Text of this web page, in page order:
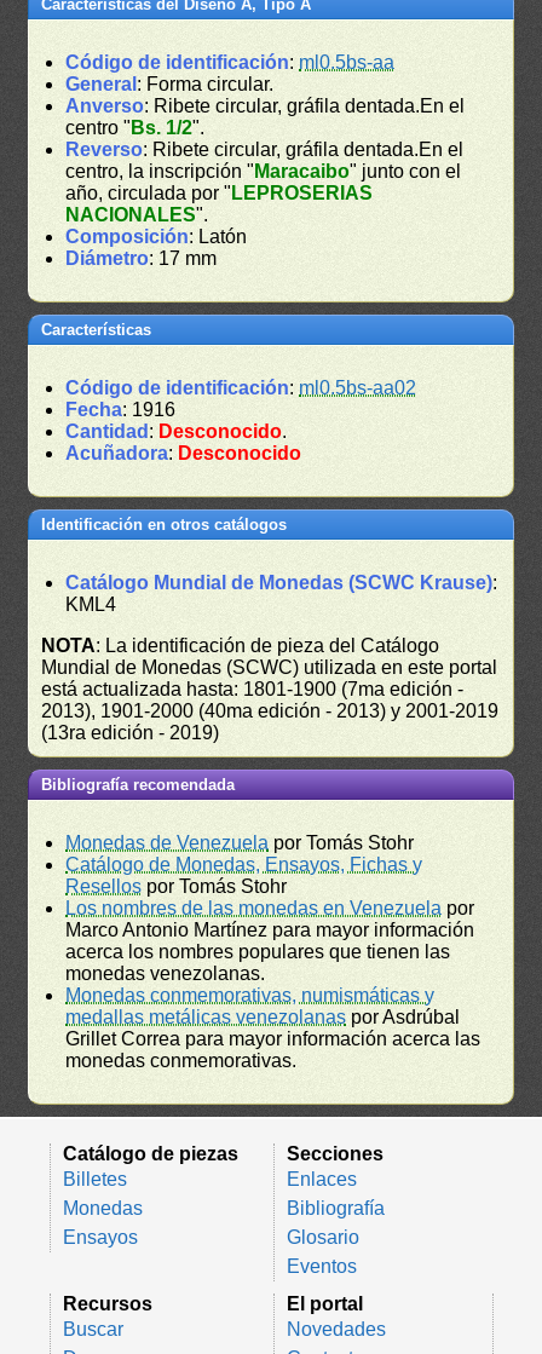
Características del Diseño A, Tipo A
Código de identificación: ml0.5bs-aa
General : Forma circular.
Anverso: Ribete circular, gráfila dentada.En el
centro " Bs. 1/2".
Reverso: Ribete circular, gráfila dentada.En el
centro, la inscripción " Maracaibo" junto con el
año, circulada por " LEPROSERIAS
NACIONALES".
Composición: Latón
Diámetro: 17 mm
Características
Código de identificación: ml0.5bs-aa02
Fecha: 1916
Cantidad : Desconocido.
Acuñadora: Desconocido
Identificación en otros catálogos
Catálogo Mundial de Monedas (SCWC Krause):
KML4
NOTA: La identificación de pieza del Catálogo
Mundial de Monedas (SCWC) utilizada en este portal
está actualizada hasta: 1801-1900 (7ma edición -
2013), 1901-2000 (40ma edición - 2013) y 2001-2019
(13ra edición - 2019)
Bibliografía recomendada
Monedas de Venezuela por Tomás Stohr
Catálogo de Monedas, Ensayos, Fichas y
Resellos por Tomás Stohr
Los nombres de las monedas en Venezuela por
Marco Antonio Martínez para mayor información
acerca los nombres populares que tienen las
monedas venezolanas.
Monedas conmemorativas, numismáticas y
medallas metálicas venezolanas por Asdrúbal
Grillet Correa para mayor información acerca las
monedas conmemorativas.
Catálogo de piezas
Billetes
Monedas
Ensayos
Secciones
Enlaces
Bibliografía
Glosario
Eventos
Recursos
Buscar
El portal
Novedades